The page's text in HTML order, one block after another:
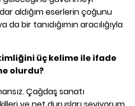
aldığım eserlerin çoğunu
da bir tanıdığımın aracılığıyla
üç kelime ile ifade
olurdu?
Çağdaş sanatı